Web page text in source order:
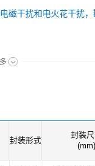
磁干扰和电火花干扰
封装形式
封装
(mm)